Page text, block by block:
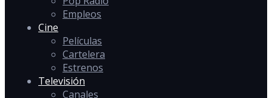
Empleos
Cine
Películas
Cartelera
Estrenos
Televisión
Canales